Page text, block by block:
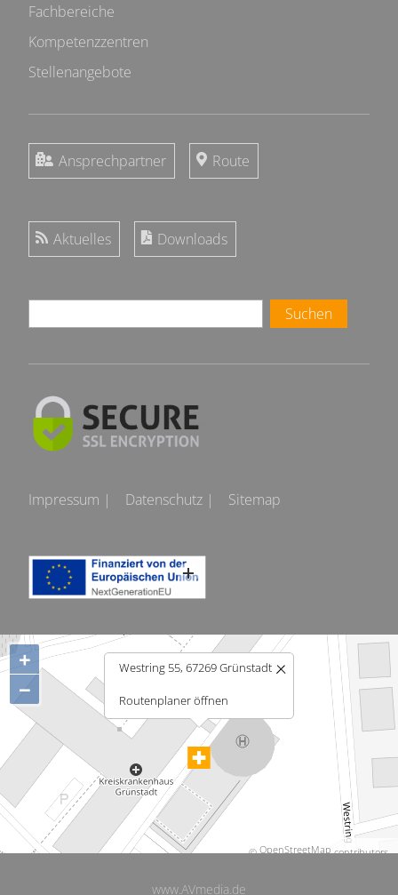
Fachbereiche
Kompetenzzentren
Stellenangebote
Ansprechpartner Route
Aktuelles Downloads
Suchen
Impressum | Datenschutz | Sitemap
Westring 55, 67269 Grünstadt
Routenplaner öffnen
+
−
©OpenStreetMapcontributors.
www.AVmedia.de